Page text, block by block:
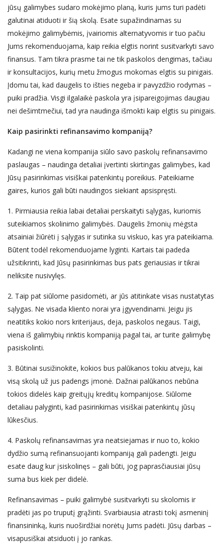
jūsų galimybes sudaro mokėjimo planą, kuris jums turi padėti
galutinai atiduoti ir šią skolą. Esate supažindinamas su
mokėjimo galimybėmis, įvairiomis alternatyvomis ir tuo pačiu
Jums rekomenduojama, kaip reikia elgtis norint susitvarkyti savo
finansus. Tam tikra prasme tai ne tik paskolos dengimas, tačiau
ir konsultacijos, kurių metu žmogus mokomas elgtis su pinigais.
Įdomu tai, kad daugelis to išties negeba ir pavyzdžio rodymas –
puiki pradžia. Visgi ilgalaikė paskola yra įsipareigojimas daugiau
nei dešimtmečiui, tad yra naudinga išmokti kaip elgtis su pinigais.
Kaip pasirinkti refinansavimo kompaniją?
Kadangi ne viena kompanija siūlo savo paskolų refinansavimo
paslaugas – naudinga detaliai įvertinti skirtingas galimybes, kad
Jūsų pasirinkimas visiškai patenkintų poreikius. Pateikiame
gaires, kurios gali būti naudingos siekiant apsispręsti.
1. Pirmiausia reikia labai detaliai perskaityti sąlygas, kuriomis
suteikiamos skolinimo galimybės. Daugelis žmonių mėgsta
atsainiai žiūrėti į sąlygas ir sutinka su viskuo, kas yra pateikiama.
Būtent todėl rekomenduojame lyginti. Kartais tai padeda
užsitikrinti, kad Jūsų pasirinkimas bus pats geriausias ir tikrai
neliksite nusivylęs.
2. Taip pat siūlome pasidomėti, ar jūs atitinkate visas nustatytas
sąlygas. Ne visada kliento norai yra įgyvendinami. Jeigu jis
neatitiks kokio nors kriterijaus, deja, paskolos negaus. Taigi,
viena iš galimybių rinktis kompaniją pagal tai, ar turite galimybę
pasiskolinti.
3. Būtinai susižinokite, kokios bus palūkanos tokiu atveju, kai
visą skolą už jus padengs įmonė. Dažnai palūkanos nebūna
tokios didelės kaip greitųjų kreditų kompanijose. Siūlome
detaliau palyginti, kad pasirinkimas visiškai patenkintų jūsų
lūkesčius.
4. Paskolų refinansavimas yra neatsiejamas ir nuo to, kokio
dydžio sumą refinansuojanti kompaniją gali padengti. Jeigu
esate daug kur įsiskolinęs – gali būti, jog paprasčiausiai jūsų
suma bus kiek per didelė.
Refinansavimas – puiki galimybė susitvarkyti su skolomis ir
pradėti jas po truputį grąžinti. Svarbiausia atrasti tokį asmeninį
finansininką, kuris nuoširdžiai norėtų Jums padėti. Jūsų darbas –
visapusiškai atsiduoti į jo rankas.